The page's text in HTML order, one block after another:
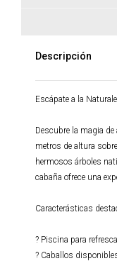
Descripción
Escápate a la
Descubre la magia
metros de altura
hermosos árboles
cabaña ofrece una
Caracterásticas
? Piscina para
? Caballos